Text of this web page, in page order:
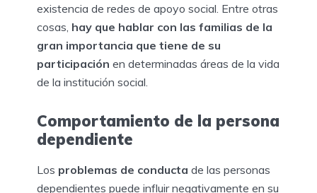
existencia de redes de apoyo social. Entre otras
cosas, hay que hablar con las familias de la
gran importancia que tiene de su
participación en determinadas áreas de la vida
de la institución social.
Comportamiento de la persona
dependiente
Los problemas de conducta de las personas
dependientes puede influir negativamente en su